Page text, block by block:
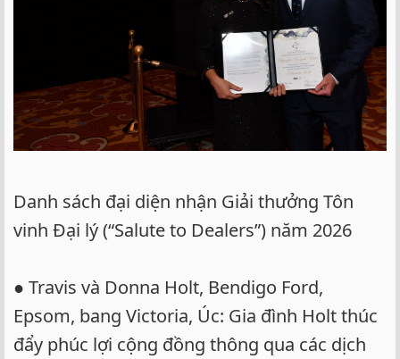
Danh sách đại diện nhận Giải thưởng Tôn
vinh Đại lý (“Salute to Dealers”) năm 2026
● Travis và Donna Holt, Bendigo Ford,
Epsom, bang Victoria, Úc: Gia đình Holt thúc
đẩy phúc lợi cộng đồng thông qua các dịch